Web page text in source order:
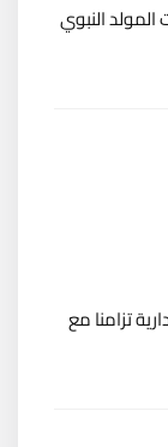
المولد النبوي
تزامنا مع